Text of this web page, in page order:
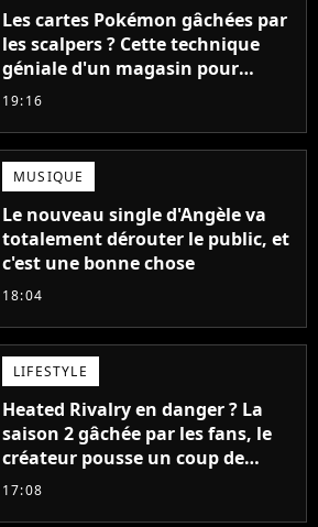
Les cartes Pokémon gâchées par
les scalpers ? Cette technique
géniale d'un magasin pour
ruiner les revendeurs
19:16
MUSIQUE
Le nouveau single d'Angèle va
totalement dérouter le public, et
c'est une bonne chose
18:04
LIFESTYLE
Heated Rivalry en danger ? La
saison 2 gâchée par les fans, le
créateur pousse un coup de
gueule
17:08